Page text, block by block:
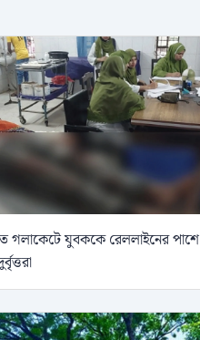
গলাকেটে যুবককে রেললাইনের পাশে